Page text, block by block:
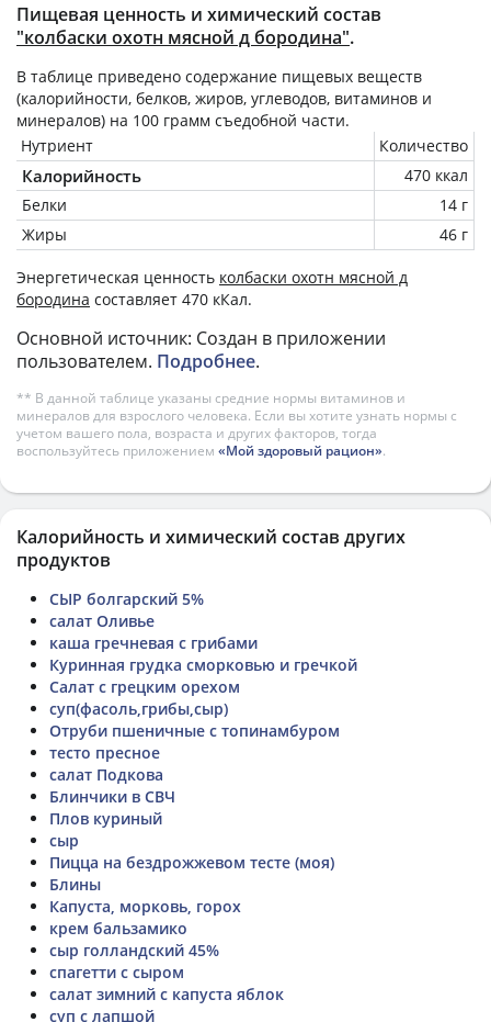
Пищевая ценность и химический состав
"колбаски охотн мясной д бородина".
В таблице приведено содержание пищевых веществ
(калорийности, белков, жиров, углеводов, витаминов и
минералов) на 100 грамм съедобной части.
Нутриент
Количество
Калорийность
470 ккал
Белки
14 г
Жиры
46 г
Энергетическая ценность колбаски охотн мясной д
бородина составляет 470 кКал.
Основной источник: Создан в приложении
пользователем. Подробнее.
** В данной таблице указаны средние нормы витаминов и
минералов для взрослого человека. Если вы хотите узнать нормы с
учетом вашего пола, возраста и других факторов, тогда
воспользуйтесь приложением «Мой здоровый рацион».
Калорийность и химический состав других
продуктов
СЫР болгарский 5%
салат Оливье
каша гречневая с грибами
Куринная грудка сморковью и гречкой
Салат с грецким орехом
суп(фасоль,грибы,сыр)
Отруби пшеничные с топинамбуром
тесто пресное
салат Подкова
Блинчики в СВЧ
Плов куриный
сыр
Пицца на бездрожжевом тесте (моя)
Блины
Капуста, морковь, горох
крем бальзамико
сыр голландский 45%
спагетти с сыром
салат зимний с капуста яблок
суп с лапшой